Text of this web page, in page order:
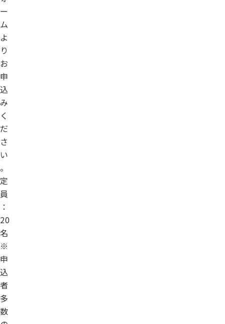
ー
ム
よ
り
お
申
込
み
く
だ
さ
い
。
定
員
：
20
名
※
申
込
者
多
数